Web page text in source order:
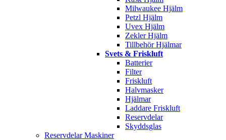
Milwaukee Hjälm
Petzl Hjälm
Uvex Hjälm
Zekler Hjälm
Tillbehör Hjälmar
Svets & Friskluft
Batterier
Filter
Friskluft
Halvmasker
Hjälmar
Laddare Friskluft
Reservdelar
Skyddsglas
Reservdelar Maskiner